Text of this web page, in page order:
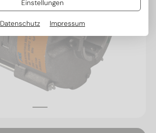
Einstellungen
Datenschutz Impressum